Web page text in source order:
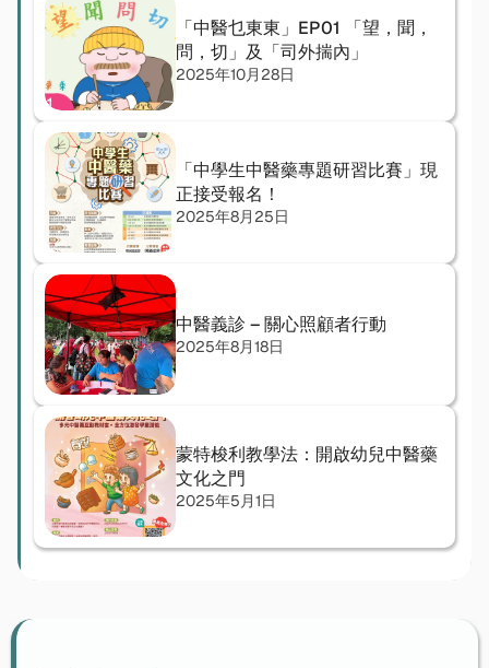
「中醫乜東東」EP01 「望，聞，
問，切」及「司外揣內」
2025年10月28日
「中學生中醫藥專題研習比賽」現
正接受報名！
2025年8月25日
中醫義診 – 關心照顧者行動
2025年8月18日
蒙特梭利教學法：開啟幼兒中醫藥
文化之門
2025年5月1日